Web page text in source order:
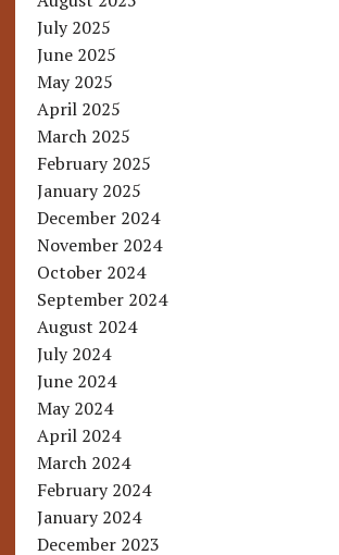
July 2025
June 2025
May 2025
April 2025
March 2025
February 2025
January 2025
December 2024
November 2024
October 2024
September 2024
August 2024
July 2024
June 2024
May 2024
April 2024
March 2024
February 2024
January 2024
December 2023